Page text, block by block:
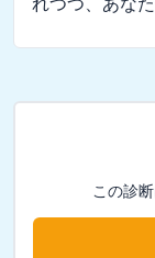
この診